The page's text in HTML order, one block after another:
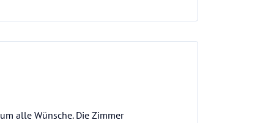
alle Wünsche. Die Zimmer